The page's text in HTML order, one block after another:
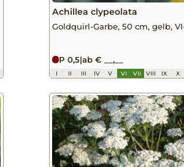
Achillea clypeolata
Goldquirl-Garbe, 50 cm, gelb,
P 0,5|ab € __,__
I II III IV V VI VII VIII IX X